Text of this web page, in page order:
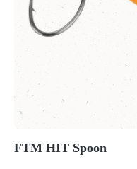
FTM HIT Spoon